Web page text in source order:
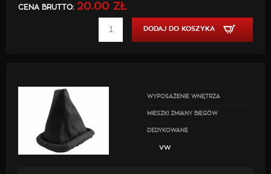
CENA BRUTTO: 20.00 ZŁ
DODAJ DO KOSZYKA
WYPOSAŻENIE WNĘTRZA
MIESZKI ZMIANY BIEGÓW
DEDYKOWANE
VW